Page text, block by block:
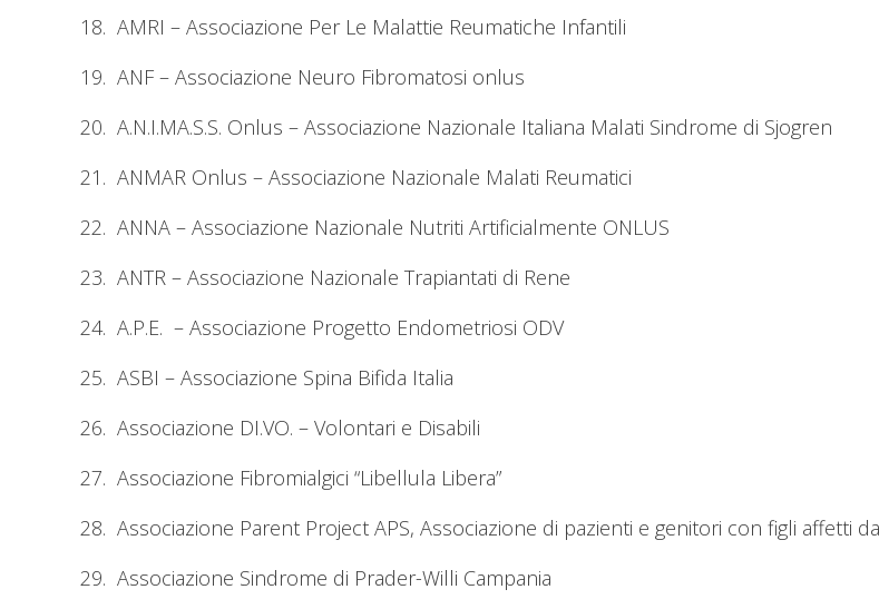
18. AMRI – Associazione Per Le Malattie Reumatiche Infantili
19. ANF – Associazione Neuro Fibromatosi onlus
20. A.N.I.MA.S.S. Onlus – Associazione Nazionale Italiana Malati Sindrome di Sjogren
21. ANMAR Onlus – Associazione Nazionale Malati Reumatici
22. ANNA – Associazione Nazionale Nutriti Artificialmente ONLUS
23. ANTR – Associazione Nazionale Trapiantati di Rene
24. A.P.E. – Associazione Progetto Endometriosi ODV
25. ASBI – Associazione Spina Bifida Italia
26. Associazione DI.VO. – Volontari e Disabili
27. Associazione Fibromialgici “Libellula Libera”
28. Associazione Parent Project APS, Associazione di pazienti e genitori con figli affetti
29. Associazione Sindrome di Prader-Willi Campania